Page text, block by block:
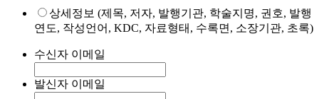
상세정보 (제목, 저자, 발행기관, 학술지명, 권호, 발행
연도, 작성언어, KDC, 자료형태, 수록면, 소장기관, 초록)
수신자 이메일
발신자 이메일